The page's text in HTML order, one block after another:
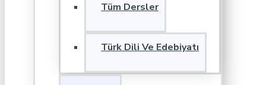
Tüm Dersler
Türk Dili Ve Edebiyatı